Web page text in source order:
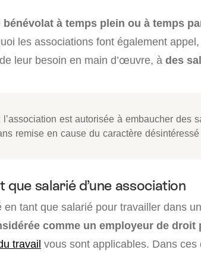
bénévolat à temps plein ou à temps
les associations font également
leur besoin en main d’œuvre, à des
l’association est autorisée à embaucher des
remise en cause du caractère
que salarié d’une association
en tant que salarié pour travailler dans
comme un employeur de droit
travail vous sont applicables. Dans ces